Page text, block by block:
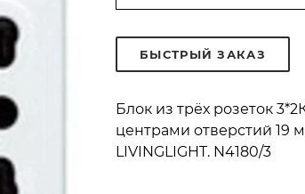
БЫСТРЫЙ ЗАКАЗ
Блок из трёх розеток
центрами отверстий 19
LIVINGLIGHT. N4180/3